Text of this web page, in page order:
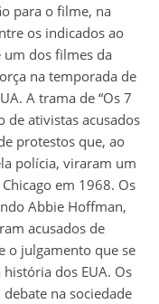
para o filme, na
os indicados ao
um dos filmes da
na temporada de
A trama de “Os 7
de ativistas acusados
protestos que, ao
polícia, viraram um
em 1968. Os
Abbie Hoffman,
acusados ​​de
o julgamento que se
dos EUA. Os
na sociedade